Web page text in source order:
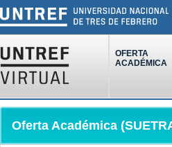
OFERTA
ACADÉMICA
Oferta Académica